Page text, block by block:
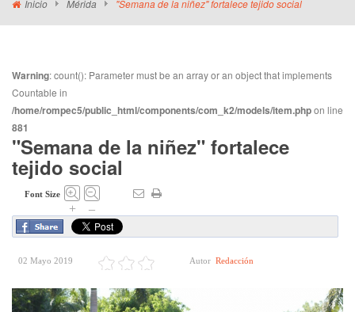
Inicio Mérida "Semana de la niñez" fortalece tejido social
Warning: count(): Parameter must be an array or an object that implements
Countable in
/home/rompec5/public_html/components/com_k2/models/item.phpon line
881
"Semana de la niñez" fortalece
tejido social
Font Size
+ –
02 Mayo 2019 Autor Redacción